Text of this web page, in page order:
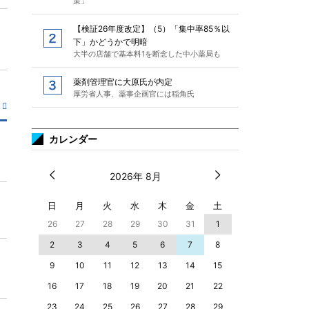
【検証26年度改定】（5）「集中率85％以
下」かどうかで明暗
大半の店舗で基本料1を断念した中小薬局も
薬剤管理官に大原氏が内定
厚労省人事、薬事企画官には稲角氏
カレンダー
2026年 8月
日 月 火 水 木 金 土
26 27 28 29 30 31
1
2
3 4 5 6 7
8
9
10 11 12 13 14
15
16
17 18 19 20 21
22
23
24 25 26 27 28
29